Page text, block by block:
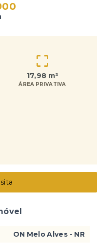
17,98 m²
ÁREA PRIVATIVA
ON Melo Alves - NR